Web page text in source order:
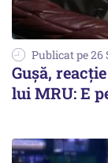
Publicat pe 26
Gușă,
lui MRU: E